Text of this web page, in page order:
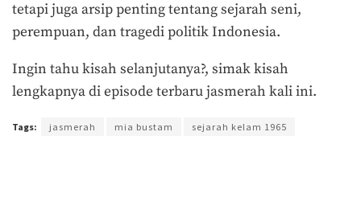
tetapi juga arsip penting tentang sejarah seni,
perempuan, dan tragedi politik Indonesia.
Ingin tahu kisah selanjutanya?, simak kisah
lengkapnya di episode terbaru jasmerah kali ini.
Tags: jasmerah mia bustam sejarah kelam 1965